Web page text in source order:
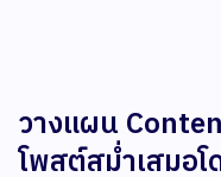
วางแผน
โพสต์สม่ำเสมอ